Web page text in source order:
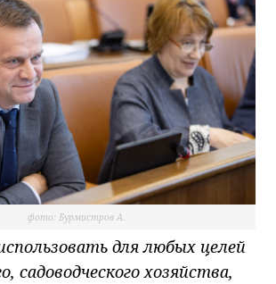
фото: Бурмистров А.
для любых целей
садоводческого хозяйства,